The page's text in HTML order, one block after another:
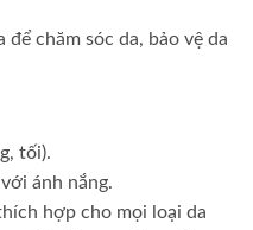
để chăm sóc da, bảo vệ da
tối).
ánh nắng.
hợp cho mọi loại da